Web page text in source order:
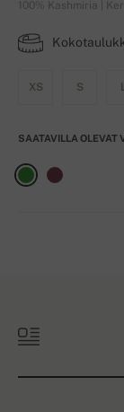
100% Kashmiria |
XS S
SAATAVILLA OLEVAT